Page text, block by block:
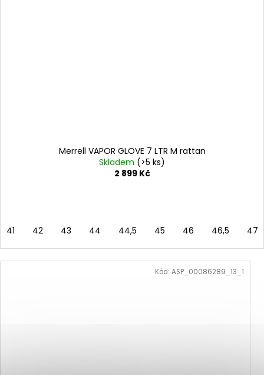
Merrell VAPOR GLOVE 7 LTR M rattan
Skladem (>5 ks)
2 899 Kč
41 42 43 44 44,5 45 46 46,5 47
Kód: ASP_00086289_13_1